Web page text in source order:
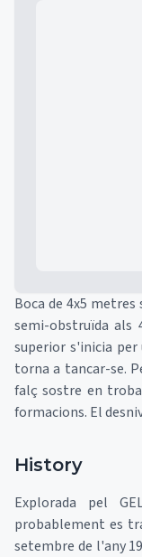
Boca de 4x5 metres
semi-obstruïda als
superior s'inicia
torna a tancar-se.
falç sostre en
formacions. El
History
Explorada pel
probablement es
setembre de l'any